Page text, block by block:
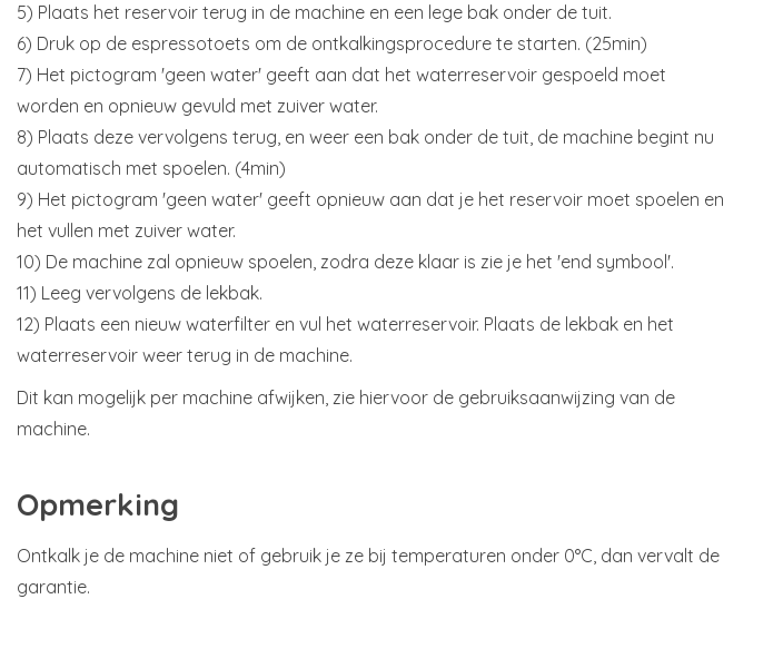
5) Plaats het reservoir terug in de machine en een lege bak onder de tuit.
6) Druk op de espressotoets om de ontkalkingsprocedure te starten. (25min)
7) Het pictogram 'geen water' geeft aan dat het waterreservoir gespoeld moet
worden en opnieuw gevuld met zuiver water.
8) Plaats deze vervolgens terug, en weer een bak onder de tuit, de machine begint nu
automatisch met spoelen. (4min)
9) Het pictogram 'geen water' geeft opnieuw aan dat je het reservoir moet spoelen en
het vullen met zuiver water.
10) De machine zal opnieuw spoelen, zodra deze klaar is zie je het 'end symbool'.
11) Leeg vervolgens de lekbak.
12) Plaats een nieuw waterfilter en vul het waterreservoir. Plaats de lekbak en het
waterreservoir weer terug in de machine.
Dit kan mogelijk per machine afwijken, zie hiervoor de gebruiksaanwijzing van de
machine.
Opmerking
Ontkalk je de machine niet of gebruik je ze bij temperaturen onder 0°C, dan vervalt de
garantie.